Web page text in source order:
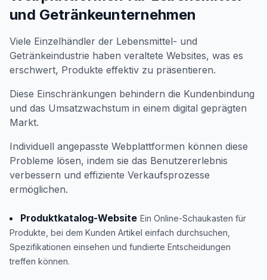
und Getränkeunternehmen
Viele Einzelhändler der Lebensmittel- und
Getränkeindustrie haben veraltete Websites, was es
erschwert, Produkte effektiv zu präsentieren.
Diese Einschränkungen behindern die Kundenbindung
und das Umsatzwachstum in einem digital geprägten
Markt.
Individuell angepasste Webplattformen können diese
Probleme lösen, indem sie das Benutzererlebnis
verbessern und effiziente Verkaufsprozesse
ermöglichen.
Produktkatalog-Website Ein Online-Schaukasten für
Produkte, bei dem Kunden Artikel einfach durchsuchen,
Spezifikationen einsehen und fundierte Entscheidungen
treffen können.